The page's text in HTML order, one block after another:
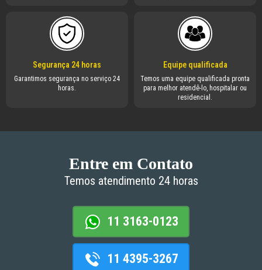
Segurança 24 horas
Garantimos segurança no serviço 24
horas.
Equipe qualificada
Temos uma equipe qualificada pronta
para melhor atendê-lo, hospitalar ou
residencial.
Entre em Contato
Temos atendimento 24 horas
11 3163-0123
11 4395-3267